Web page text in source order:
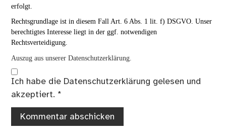
erfolgt.
Rechtsgrundlage ist in diesem Fall Art. 6 Abs. 1 lit. f) DSGVO. Unser
berechtigtes Interesse liegt in der ggf. notwendigen
Rechtsverteidigung.
Auszug aus unserer Datenschutzerklärung.
Ich habe die Datenschutzerklärung gelesen und
akzeptiert. *